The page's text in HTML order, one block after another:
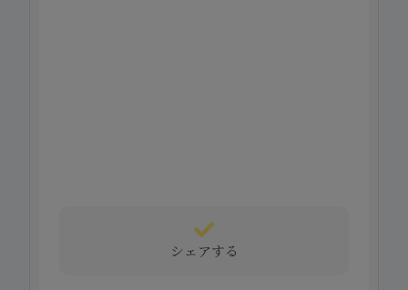
シェアする